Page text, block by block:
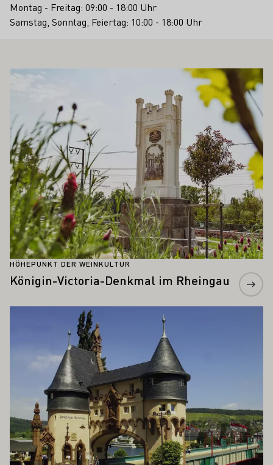
Montag - Freitag: 09:00 - 18:00 Uhr
Samstag, Sonntag, Feiertag: 10:00 - 18:00 Uhr
INTERESSIEREN
HÖHEPUNKT DER WEINKULTUR
Königin-Victoria-Denkmal im Rheingau
Mehr erfahren